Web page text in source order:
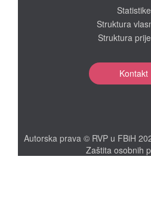
Statistike
Struktura
Struktura
Kontakt
Autorska prava © RVP u FBiH
Zaštita osobnih